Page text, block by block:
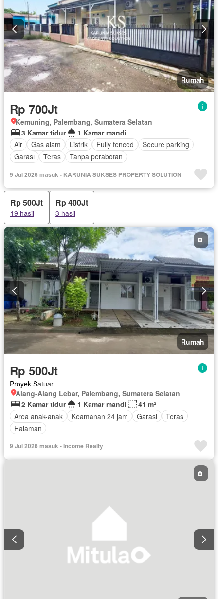
Rumah
Rp 700Jt
Kemuning, Palembang, Sumatera Selatan
3 Kamar tidur
1 Kamar mandi
Air
Gas alam Listrik Fully fenced
Secure parking
Garasi
Teras Tanpa perabotan
9 Jul 2026 masuk - KARUNIA SUKSES PROPERTY SOLUTION
Rp 500Jt
19 hasil
Rp 400Jt
3 hasil
Rumah
Rp 500Jt
Proyek Satuan
Alang-Alang Lebar, Palembang, Sumatera Selatan
2 Kamar tidur
1 Kamar mandi
41 m²
Area anak-anak
Keamanan 24 jam Garasi
Teras
Halaman
9 Jul 2026 masuk - Income Realty